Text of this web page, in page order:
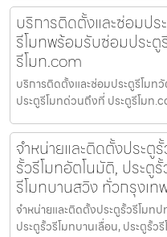
บริการติดตั้งและซ่อมป
รีโมทพร้อมรับซ่อมประ
รีโมท.com
บริการติดตั้งและซ่อมประตูรีโม
ประตูรีโมทด่วนถึงที่ ประตูรีโมท
จำหน่ายและติดตั้งประตู
รั้วรีโมทอัตโนมัติ, ประตู
รีโมทบานสวิง ทั่วกรุงเ
จำหน่ายและติดตั้งประตูรั้วรีโมท
ประตูรั้วรีโมทบานเลื่อน, ประตูรั้ว